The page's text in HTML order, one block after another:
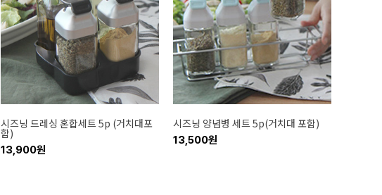
시즈닝 드레싱 혼합세트 5p (거치대포
함)
13,900원
시즈닝 양념병 세트 5p(거치대 포함)
13,500원